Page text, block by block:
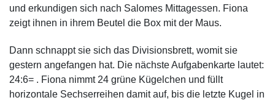
und erkundigen sich nach Salomes Mittagessen. Fiona
zeigt ihnen in ihrem Beutel die Box mit der Maus.
Dann schnappt sie sich das Divisionsbrett, womit sie
gestern angefangen hat. Die nächste Aufgabenkarte lautet:
24:6= . Fiona nimmt 24 grüne Kügelchen und füllt
horizontale Sechserreihen damit auf, bis die letzte Kugel in